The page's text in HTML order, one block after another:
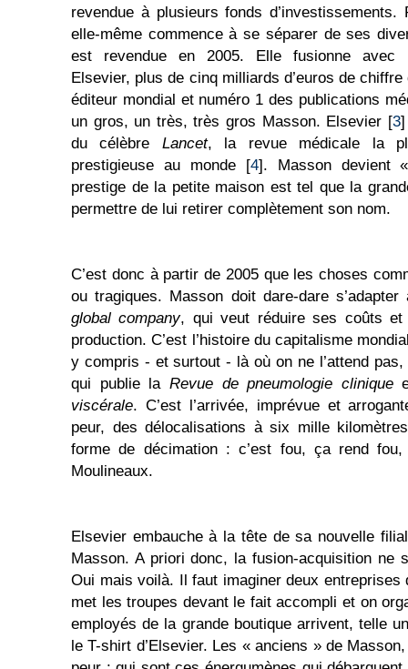
revendue à plusieurs fonds d’investissements.
elle-même commence à se séparer de ses
est revendue en 2005. Elle fusionne avec
Elsevier, plus de cinq milliards d’euros de chiffre
éditeur mondial et numéro 1 des publications
un gros, un très, très gros Masson. Elsevier [3]
du célèbre Lancet, la revue médicale la
prestigieuse au monde [4]. Masson devient
prestige de la petite maison est tel que la
permettre de lui retirer complètement son nom.
C’est donc à partir de 2005 que les choses
ou tragiques. Masson doit dare-dare
global company, qui veut réduire ses coûts
production. C’est l’histoire du capitalisme
y compris - et surtout - là où on ne l’attend pas,
qui publie la Revue de pneumologie clinique
viscérale. C’est l’arrivée, imprévue et
peur, des délocalisations à six mille
forme de décimation : c’est fou, ça rend
Moulineaux.
Elsevier embauche à la tête de sa nouvelle
Masson. A priori donc, la fusion-acquisition ne
Oui mais voilà. Il faut imaginer deux entreprises
met les troupes devant le fait accompli et on
employés de la grande boutique arrivent, telle
le T-shirt d’Elsevier. Les « anciens » de